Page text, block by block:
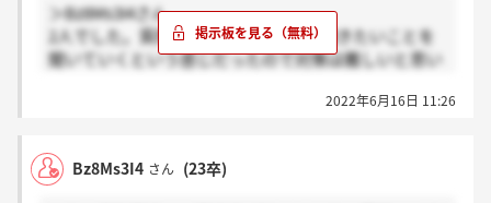
＞Bz8Ms3I4さん
2人でした。質問内容は面接官の方が聞きたいことを
聞いていくという感じだったので対策は難しいと思い
2022年6月16日 11:26
Bz8Ms3I4 さん (23卒)